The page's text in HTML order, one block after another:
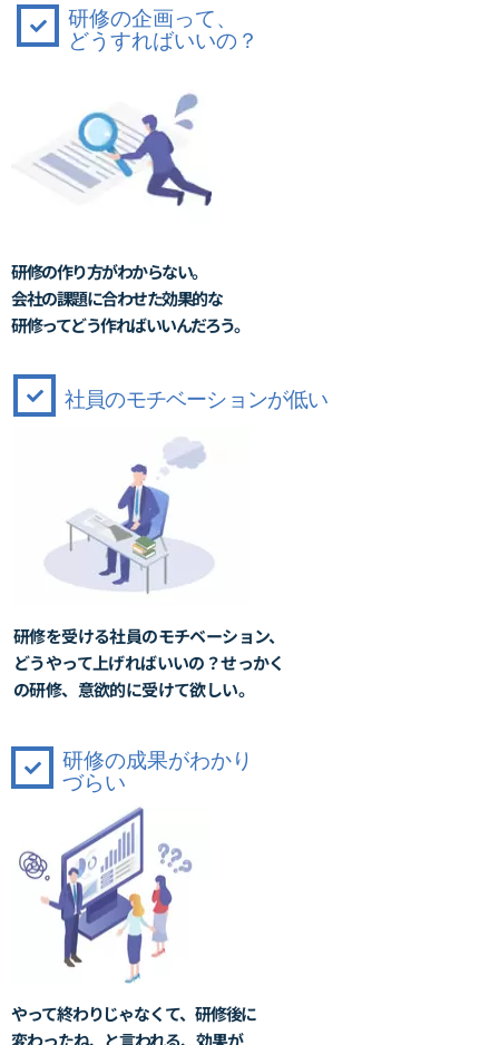
研修の企画って、
どうすればいいの？
研修の作り方がわからない。
会社の課題に合わせた効果的な
研修ってどう作ればいいんだろう。
社員のモチベーションが低い
研修を受ける社員のモチベーション、
どうやって上げればいいの？せっかく
の研修、意欲的に受けて欲しい。
研修の成果がわかり
づらい
やって終わりじゃなくて、研修後に
変わったね、 と言われる、効果が